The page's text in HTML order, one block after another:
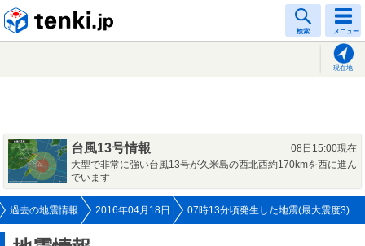
検索 メニュー
現在地
台風13号情報
08日15:00現在
大型で非常に強い台風13号が久米島の西北西約170kmを西に進ん
でいます
過去の地震情報 2016年04月18日 07時13分頃発生した地震(最大震度3)